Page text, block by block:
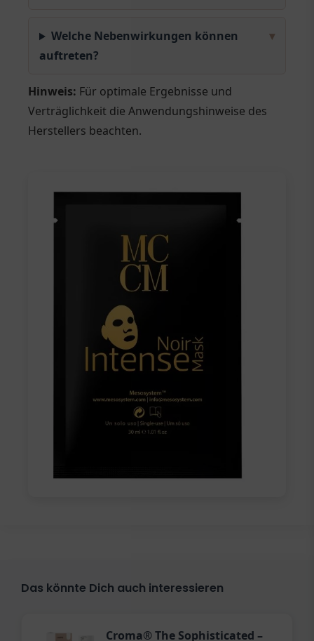
▾
Welche Nebenwirkungen können
auftreten?
Hinweis: Für optimale Ergebnisse und
Verträglichkeit die Anwendungshinweise des
Herstellers beachten.
Das könnte Dich auch interessieren
Croma® The Sophisticated –